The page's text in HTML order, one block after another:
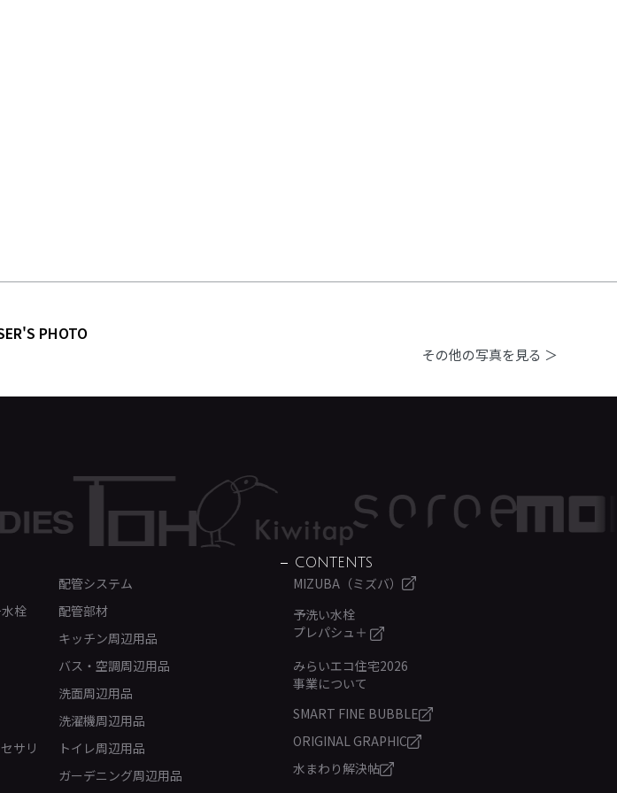
PHOTO
その他の写真を見る ＞
栓
サリ
配管システム
配管部材
キッチン周辺用品
バス・空調周辺用品
洗面周辺用品
洗濯機周辺用品
トイレ周辺用品
ガーデニング周辺用品
CONTENTS
MIZUBA（ミズバ）
予洗い水栓
プレパシュ＋
みらいエコ住宅2026
事業について
SMART FINE BUBBLE
ORIGINAL GRAPHIC
水まわり解決帖